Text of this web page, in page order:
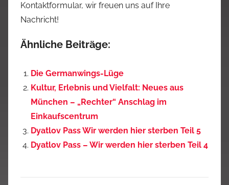
Kontaktformular, wir freuen uns auf Ihre
Nachricht!
Ähnliche Beiträge:
Die Germanwings-Lüge
Kultur, Erlebnis und Vielfalt: Neues aus
München – „Rechter“ Anschlag im
Einkaufscentrum
Dyatlov Pass Wir werden hier sterben Teil 5
Dyatlov Pass – Wir werden hier sterben Teil 4